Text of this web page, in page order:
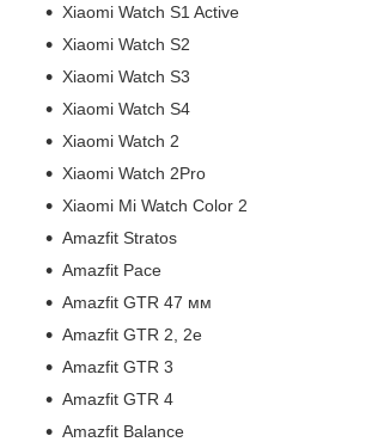
Xiaomi Watch S1 Active
Xiaomi Watch S2
Xiaomi Watch S3
Xiaomi Watch S4
Xiaomi Watch 2
Xiaomi Watch 2Pro
Xiaomi Mi Watch Color 2
Amazfit Stratos
Amazfit Pace
Amazfit GTR 47 мм
Amazfit GTR 2, 2е
Amazfit GTR 3
Amazfit GTR 4
Amazfit Balance